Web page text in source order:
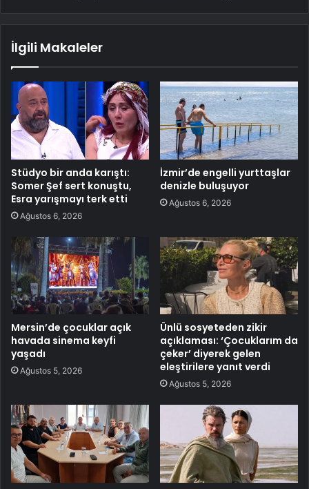
İlgili Makaleler
Stüdyo bir anda karıştı:
Somer Şef sert konuştu,
Esra yarışmayı terk etti
Ağustos 6, 2026
İzmir’de engelli yurttaşlar
denizle buluşuyor
Ağustos 6, 2026
Mersin’de çocuklar açık
havada sinema keyfi
yaşadı
Ağustos 5, 2026
Ünlü sosyeteden zikir
açıklaması: ‘Çocuklarım da
çeker’ diyerek gelen
eleştirilere yanıt verdi
Ağustos 5, 2026